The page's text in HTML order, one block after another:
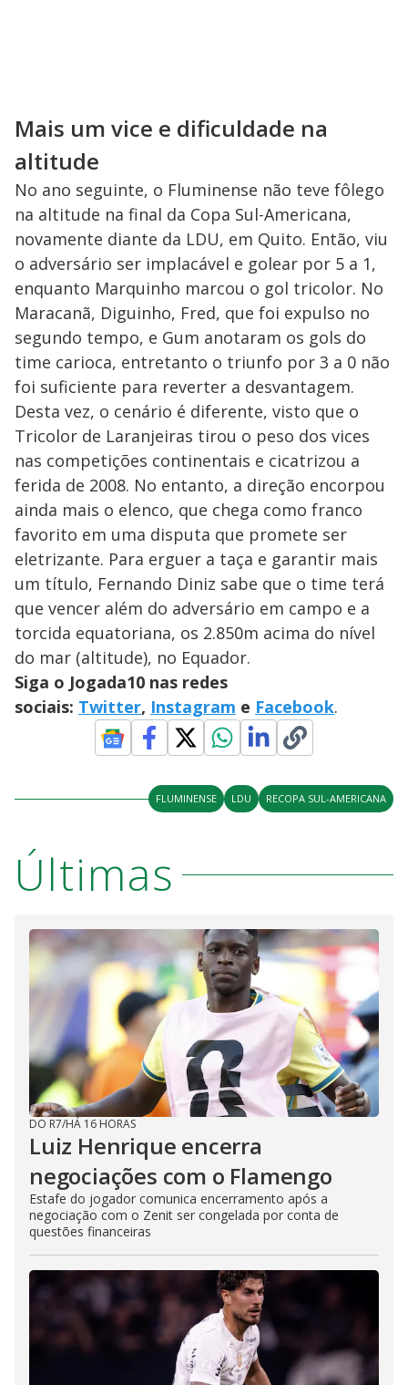
Mais um vice e dificuldade na
altitude
No ano seguinte, o Fluminense não teve fôlego
na altitude na final da Copa Sul-Americana,
novamente diante da LDU, em Quito. Então, viu
o adversário ser implacável e golear por 5 a 1,
enquanto Marquinho marcou o gol tricolor. No
Maracanã, Diguinho, Fred, que foi expulso no
segundo tempo, e Gum anotaram os gols do
time carioca, entretanto o triunfo por 3 a 0 não
foi suficiente para reverter a desvantagem.
Desta vez, o cenário é diferente, visto que o
Tricolor de Laranjeiras tirou o peso dos vices
nas competições continentais e cicatrizou a
ferida de 2008. No entanto, a direção encorpou
ainda mais o elenco, que chega como franco
favorito em uma disputa que promete ser
eletrizante. Para erguer a taça e garantir mais
um título, Fernando Diniz sabe que o time terá
que vencer além do adversário em campo e a
torcida equatoriana, os 2.850m acima do nível
do mar (altitude), no Equador.
Siga o Jogada10 nas redes
sociais: Twitter, Instagram e Facebook.
FLUMINENSE LDU RECOPA SUL-AMERICANA
Últimas
DO R7/HÁ 16 HORAS
Luiz Henrique encerra
negociações com o Flamengo
Estafe do jogador comunica encerramento após a
negociação com o Zenit ser congelada por conta de
questões financeiras